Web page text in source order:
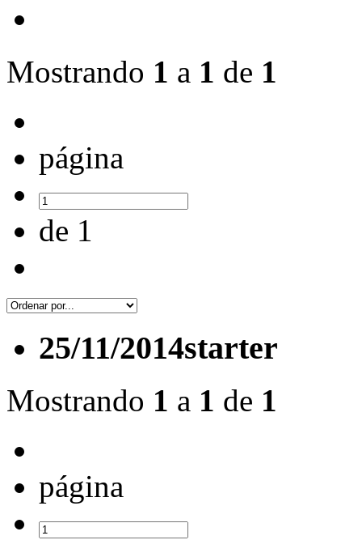
Mostrando 1 a 1 de 1
página
de 1
25/11/2014starter
Mostrando 1 a 1 de 1
página